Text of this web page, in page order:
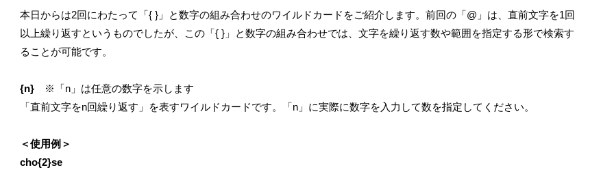
本日からは2回にわたって「{ }」と数字の組み合わせのワイルドカードをご紹介します。前回の「@」は、直前文字を1回
以上繰り返すというものでしたが、この「{ }」と数字の組み合わせでは、文字を繰り返す数や範囲を指定する形で検索す
ることが可能です。
{n} ※「n」は任意の数字を示します
「直前文字をn回繰り返す」を表すワイルドカードです。「n」に実際に数字を入力して数を指定してください。
＜使用例＞
cho{2}se